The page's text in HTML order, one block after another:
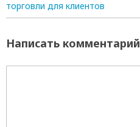
Написать комментарий